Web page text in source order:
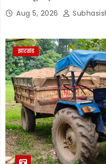
आपत्तियां होंगी स्वीकार, 07
Aug 5, 2026
झारखंड